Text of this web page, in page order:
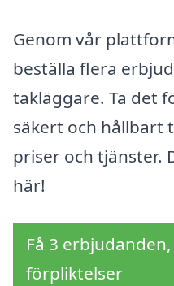
Genom vår
beställa flera
takläggare. Ta det
säkert och hållbart
priser och tjänster.
här!
Få 3
förpliktelser